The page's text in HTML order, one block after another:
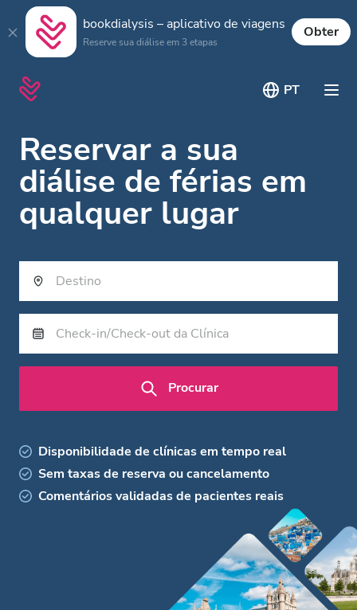
bookdialysis – aplicativo de viagens
Reserve sua diálise em 3 etapas
Obter
PT
Reservar a sua
diálise de férias em
qualquer lugar
Procurar
Disponibilidade de clínicas em tempo real
Sem taxas de reserva ou cancelamento
Comentários validadas de pacientes reais